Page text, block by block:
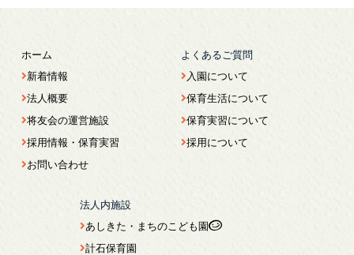
ホーム
新着情報
法人概要
将友会の運営施設
採用情報・保育実習
お問い合わせ
よくあるご質問
入園について
保育生活について
保育実習について
採用について
法人内施設
あしきた・まちのこども園
計石保育園